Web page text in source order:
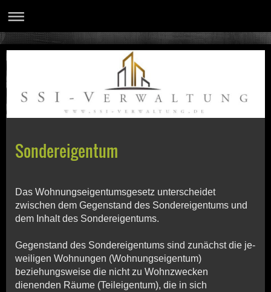
Sondereigentum
Das Wohnungseigentumsgesetz unterscheidet
zwischen dem Gegenstand des Sondereigentums und
dem Inhalt des Son­der­eigen­tums.
Gegenstand des Sondereigentums sind zunächst die je­
wei­li­gen Wohnungen (Wohnungseigentum)
beziehungsweise die nicht zu Wohnzwecken
dienenden Räume (Teileigentum), die in sich